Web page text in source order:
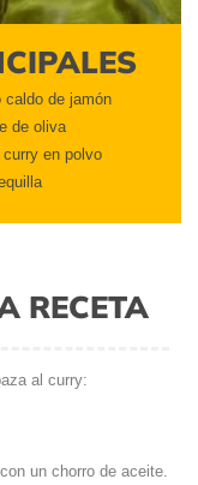
caldo de jamón
de oliva
en polvo
RECETA
al curry:
un chorro de aceite.